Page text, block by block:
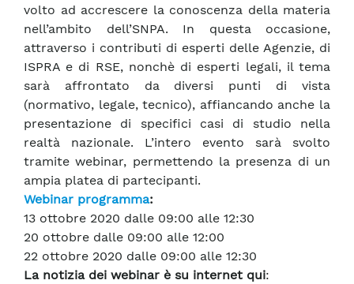
volto ad accrescere la conoscenza della materia
nell’ambito dell’SNPA. In questa occasione,
attraverso i contributi di esperti delle Agenzie, di
ISPRA e di RSE, nonchè di esperti legali, il tema
sarà affrontato da diversi punti di vista
(normativo, legale, tecnico), affiancando anche la
presentazione di specifici casi di studio nella
realtà nazionale. L’intero evento sarà svolto
tramite webinar, permettendo la presenza di un
ampia platea di partecipanti.
Webinar programma:
13 ottobre 2020 dalle 09:00 alle 12:30
20 ottobre dalle 09:00 alle 12:00
22 ottobre 2020 dalle 09:00 alle 12:30
La notizia dei webinar è su internet qui: